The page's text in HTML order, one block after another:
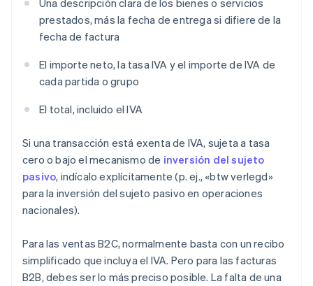
Una descripción clara de los bienes o servicios
prestados, más la fecha de entrega si difiere de la
fecha de factura
El importe neto, la tasa IVA y el importe de IVA de
cada partida o grupo
El total, incluido el IVA
Si una transacción está exenta de IVA, sujeta a tasa
cero o bajo el mecanismo de inversión del sujeto
pasivo, indícalo explícitamente (p. ej., «btw verlegd»
para la inversión del sujeto pasivo en operaciones
nacionales).
Para las ventas B2C, normalmente basta con un recibo
simplificado que incluya el IVA. Pero para las facturas
B2B, debes ser lo más preciso posible. La falta de una